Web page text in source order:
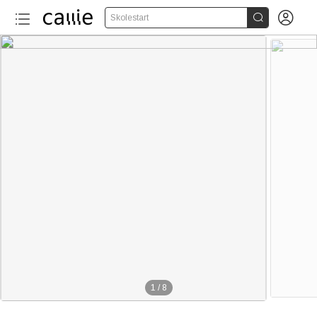
Skolestart  
1 / 8